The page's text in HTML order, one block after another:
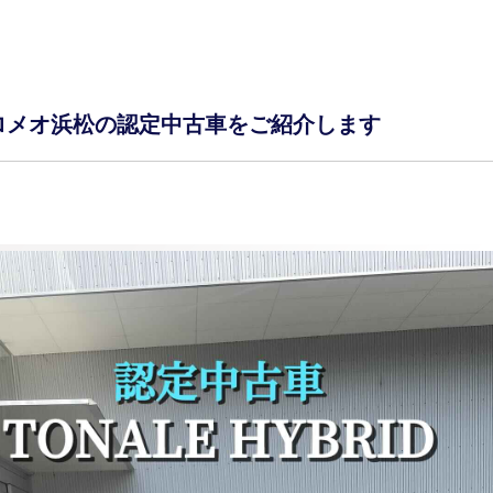
メオ浜松の認定中古車をご紹介します